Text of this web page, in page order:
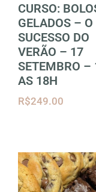
CURSO:
GELADOS – O
SUCESSO DO
VERÃO – 17
SETEMBRO –
AS 18H
R$249.00